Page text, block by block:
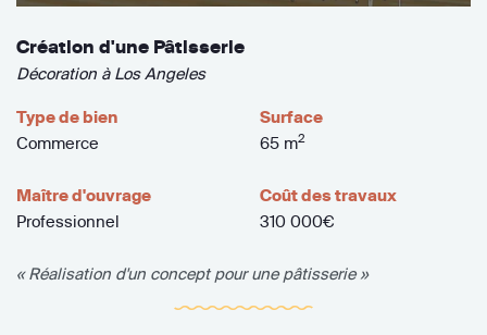
Création d'une Pâtisserie
Décoration à Los Angeles
Type de bien
Commerce
Surface
65 m2
Maître d'ouvrage
Professionnel
Coût des travaux
310 000€
« Réalisation d'un concept pour une pâtisserie »